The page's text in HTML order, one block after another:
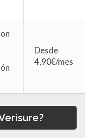
Desde
4,90€/mes